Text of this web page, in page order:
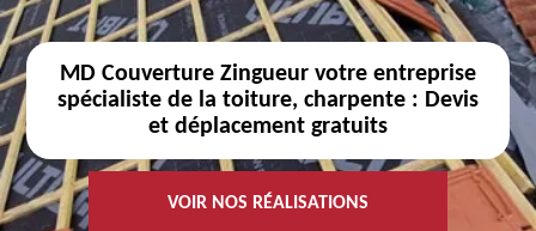
MD Couverture Zingueur votre entreprise
spécialiste de la toiture, charpente : Devis
et déplacement gratuits
VOIR NOS RÉALISATIONS